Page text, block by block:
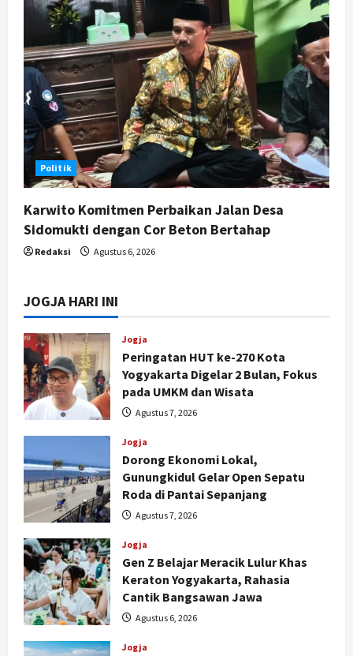
Politik
Karwito Komitmen Perbaikan Jalan Desa
Sidomukti dengan Cor Beton Bertahap
Redaksi Agustus 6, 2026
JOGJA HARI INI
Jogja
Peringatan HUT ke-270 Kota
Yogyakarta Digelar 2 Bulan, Fokus
pada UMKM dan Wisata
Agustus 7, 2026
Jogja
Dorong Ekonomi Lokal,
Gunungkidul Gelar Open Sepatu
Roda di Pantai Sepanjang
Agustus 7, 2026
Jogja
Gen Z Belajar Meracik Lulur Khas
Keraton Yogyakarta, Rahasia
Cantik Bangsawan Jawa
Agustus 6, 2026
Jogja